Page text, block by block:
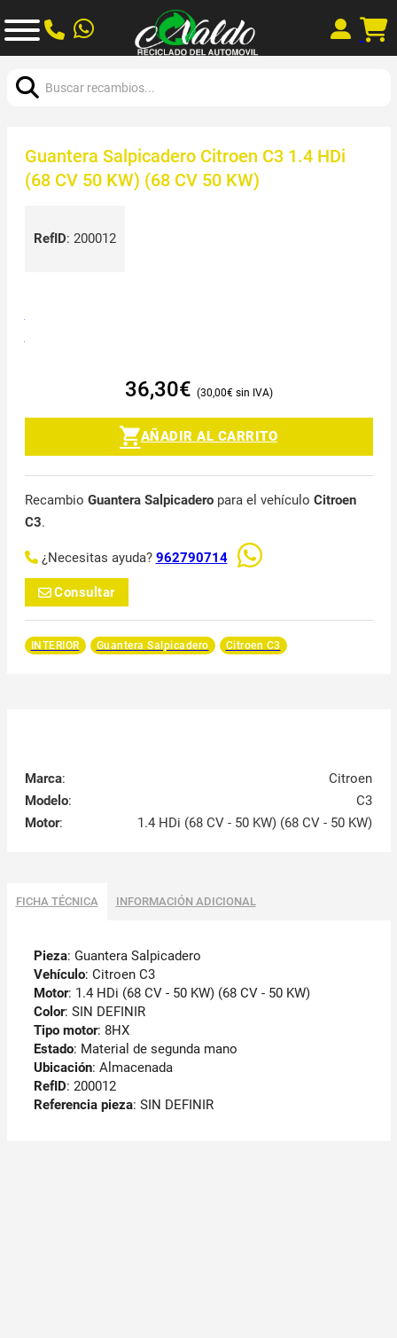
Guantera Salpicadero Citroen C3 1.4 HDi
(68 CV 50 KW) (68 CV 50 KW)
RefID: 200012
36,30€ 30,00€
AÑADIR AL CARRITO
Recambio Guantera Salpicaderopara el vehículo Citroen
C3.
¿Necesitas ayuda? 962790714
Consultar
INTERIOR Guantera Salpicadero Citroen C3
Marca:
Citroen
Modelo:
C3
Motor: 1.4 HDi (68 CV - 50 KW) (68 CV - 50 KW)
FICHA TÉCNICA INFORMACIÓN ADICIONAL
Pieza: Guantera Salpicadero
Vehículo: Citroen C3
Motor: 1.4 HDi (68 CV - 50 KW) (68 CV - 50 KW)
Color: SIN DEFINIR
Tipo motor: 8HX
Estado: Material de segunda mano
Ubicación: Almacenada
RefID: 200012
Referencia pieza: SIN DEFINIR